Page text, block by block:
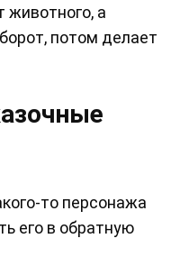
а
потом делает
то персонажа
его в обратную